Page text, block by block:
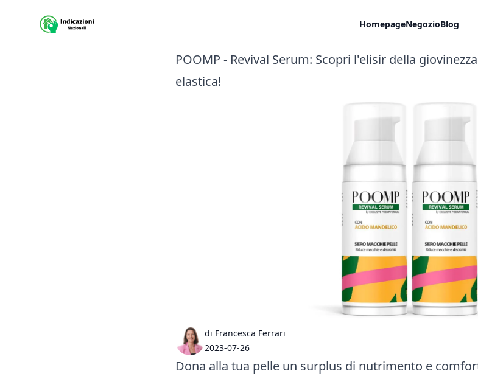
Sito Indicazioni nazionali HomepageNegozioBlog
POOMP - Revival Serum: Scopri l'elisir della
elastica!
di Francesca Ferrari
2023-07-26
Dona alla tua pelle un surplus di nutrimento e